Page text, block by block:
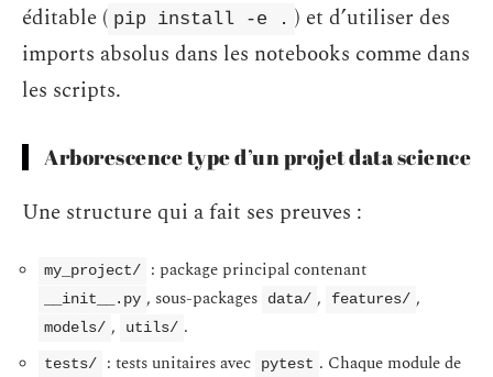
éditable ( pip install -e . ) et d’utiliser des
imports absolus dans les notebooks comme dans
les scripts.
Arborescence type d’un projet data science
Une structure qui a fait ses preuves :
my_project/ : package principal contenant
__init__.py , sous-packages data/ , features/ ,
models/ , utils/ .
tests/ : tests unitaires avec pytest . Chaque module de